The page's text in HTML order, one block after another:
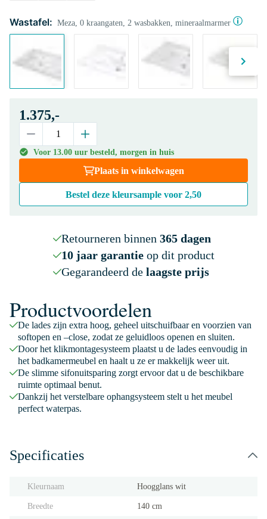
Wastafel: Meza, 0 kraangaten, 2 wasbakken, mineraalmarmer
1.375,-
Voor 13.00 uur besteld, morgen in huis
Plaats in winkelwagen
Bestel deze kleursample voor 2,50
Retourneren binnen 365 dagen
10 jaar garantieop dit product
Gegarandeerd de laagste prijs
Productvoordelen
De lades zijn extra hoog, geheel uitschuifbaar en voorzien van
softopen en –close, zodat ze geluidloos openen en sluiten.
Door het klikmontagesysteem plaatst u de lades eenvoudig in
het badkamermeubel en haalt u ze er makkelijk weer uit.
De slimme sifonuitsparing zorgt ervoor dat u de beschikbare
ruimte optimaal benut.
Dankzij het verstelbare ophangsysteem stelt u het meubel
perfect waterpas.
Specificaties
Kleurnaam Hoogglans wit
Breedte 140 cm